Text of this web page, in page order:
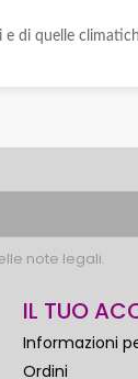
e di quelle
note legali.
IL TUO
Informazioni
Ordini